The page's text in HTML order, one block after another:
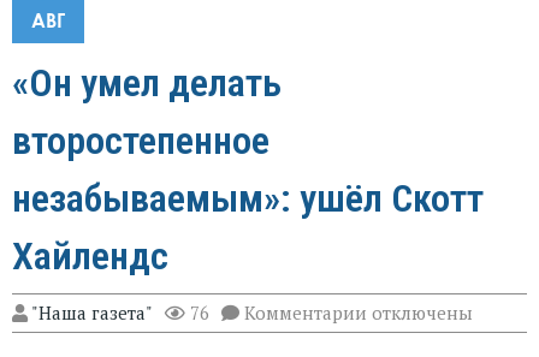
АВГ
«Он умел делать
второстепенное
незабываемым»: ушёл Скотт
Хайлендс
"Наша газета" 76 Комментарии к
записи
отключены